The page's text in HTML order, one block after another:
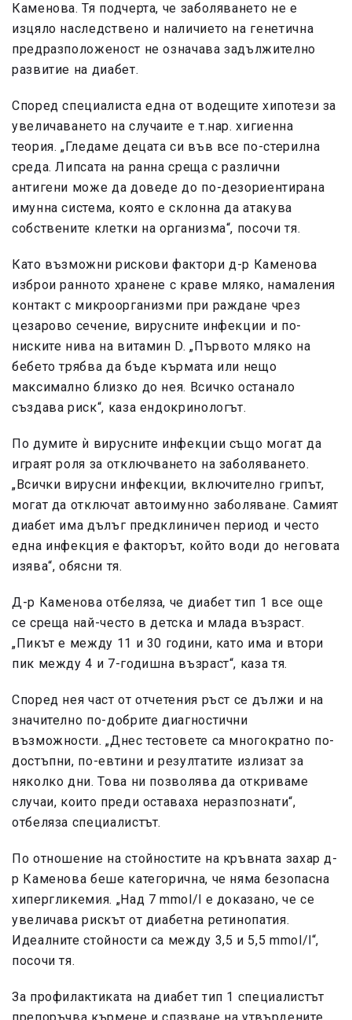
Каменова. Тя подчерта, че заболяването не е
изцяло наследствено и наличието на генетична
предразположеност не означава задължително
развитие на диабет.
Според специалиста една от водещите хипотези за
увеличаването на случаите е т.нар. хигиенна
теория. „Гледаме децата си във все по-стерилна
среда. Липсата на ранна среща с различни
антигени може да доведе до по-дезориентирана
имунна система, която е склонна да атакува
собствените клетки на организма“, посочи тя.
Като възможни рискови фактори д-р Каменова
изброи ранното хранене с краве мляко, намаления
контакт с микроорганизми при раждане чрез
цезарово сечение, вирусните инфекции и по-
ниските нива на витамин D. „Първото мляко на
бебето трябва да бъде кърмата или нещо
максимално близко до нея. Всичко останало
създава риск“, каза ендокринологът.
По думите ѝ вирусните инфекции също могат да
играят роля за отключването на заболяването.
„Всички вирусни инфекции, включително грипът,
могат да отключат автоимунно заболяване. Самият
диабет има дълъг предклиничен период и често
една инфекция е факторът, който води до неговата
изява“, обясни тя.
Д-р Каменова отбеляза, че диабет тип 1 все още
се среща най-често в детска и млада възраст.
„Пикът е между 11 и 30 години, като има и втори
пик между 4 и 7-годишна възраст“, каза тя.
Според нея част от отчетения ръст се дължи и на
значително по-добрите диагностични
възможности. „Днес тестовете са многократно по-
достъпни, по-евтини и резултатите излизат за
няколко дни. Това ни позволява да откриваме
случаи, които преди оставаха неразпознати“,
отбеляза специалистът.
По отношение на стойностите на кръвната захар д-
р Каменова беше категорична, че няма безопасна
хипергликемия. „Над 7 mmol/l е доказано, че се
увеличава рискът от диабетна ретинопатия.
Идеалните стойности са между 3,5 и 5,5 mmol/l“,
посочи тя.
За профилактиката на диабет тип 1 специалистът